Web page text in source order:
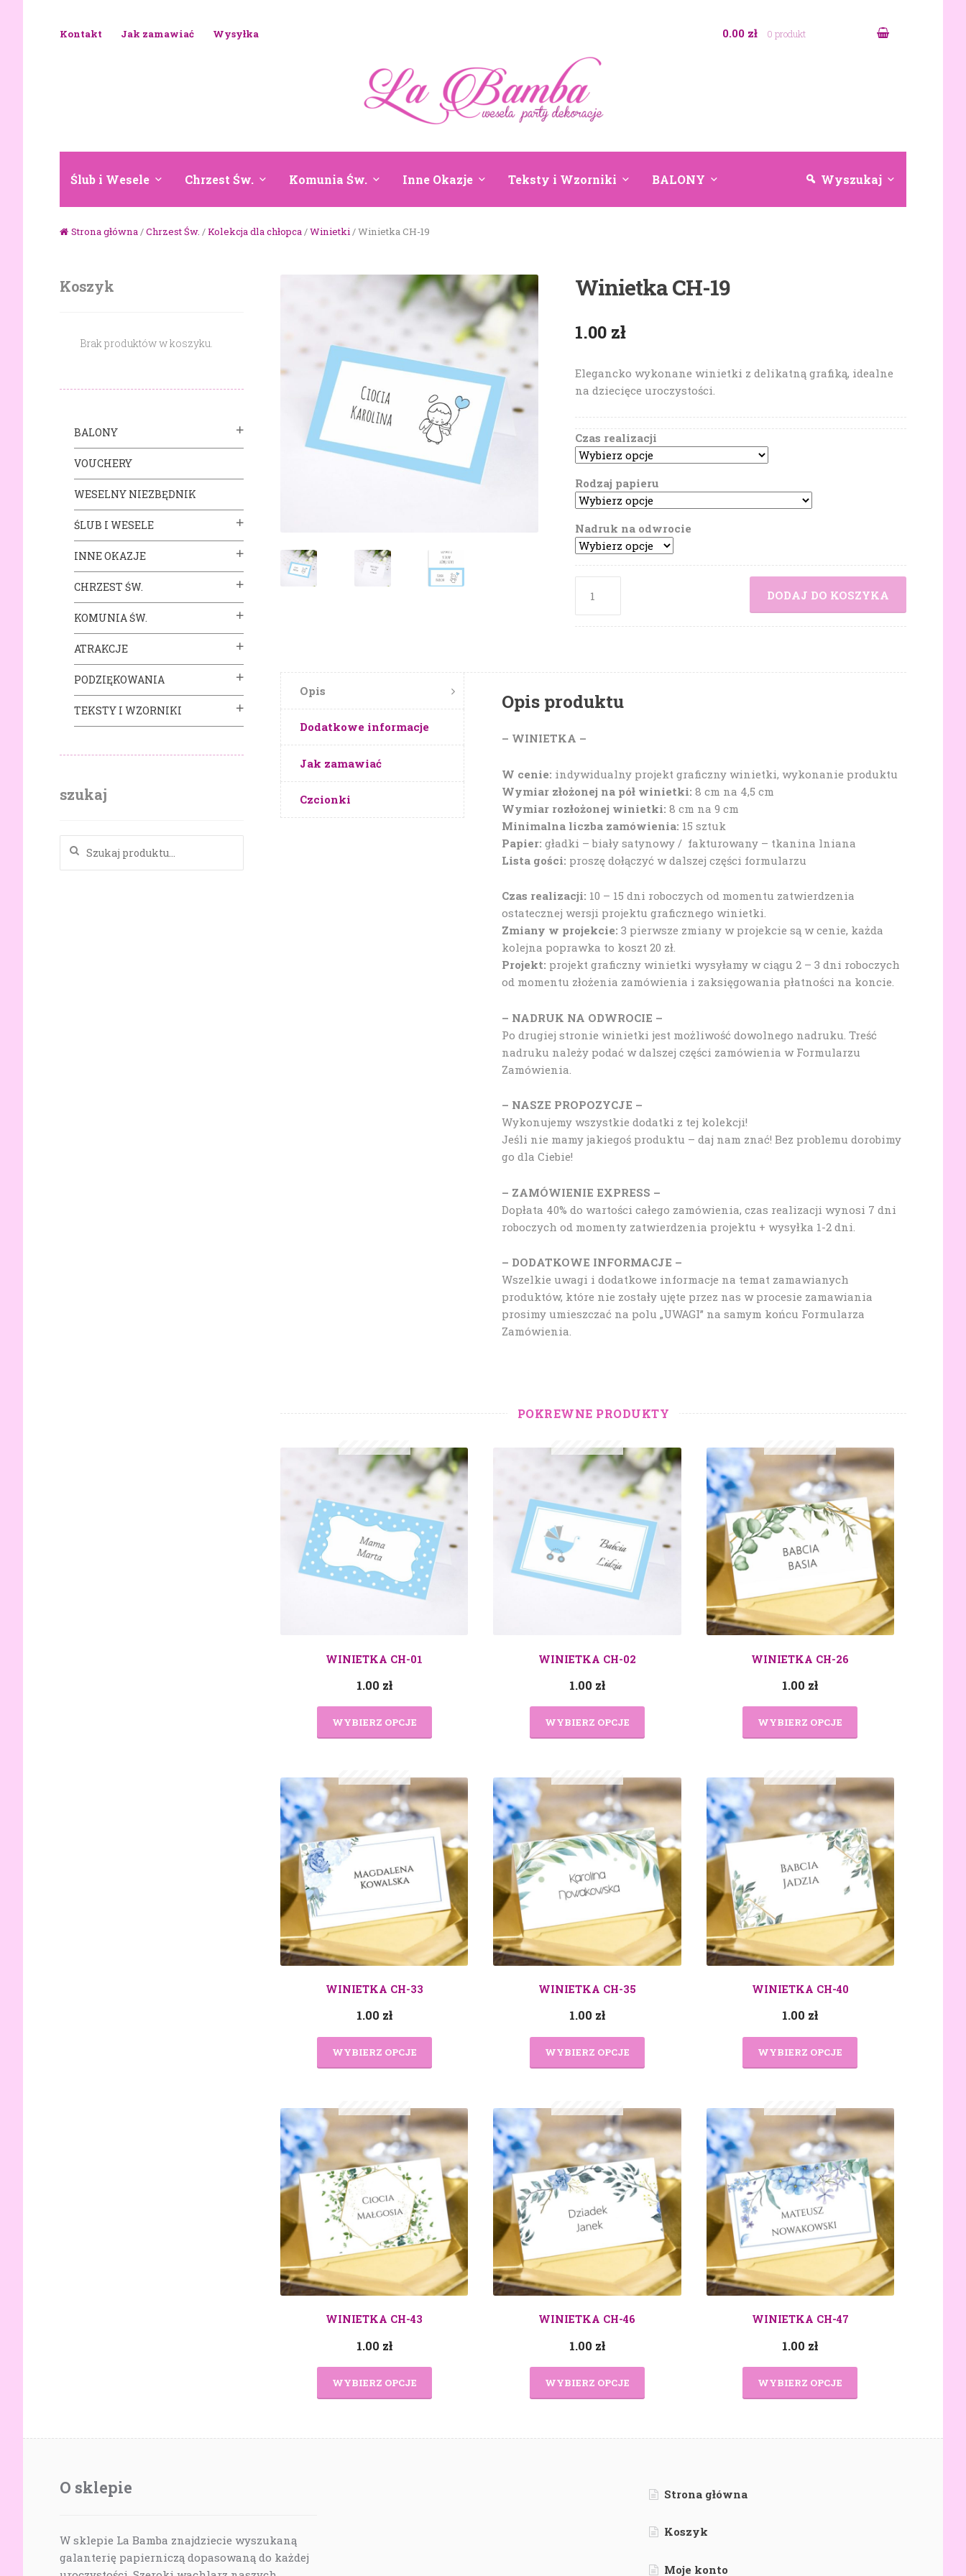
Kontakt Jak zamawiać Wysyłka 0.00 zł 0 produkt
Ślub i Wesele Chrzest Św. Komunia Św. Inne Okazje Teksty i Wzorniki BALONY Wyszukaj
Strona główna/Chrzest Św. /Kolekcja dla chłopca/Winietki/ Winietka CH-19
Winietka CH-19
1.00 zł
Elegancko wykonane winietki z delikatną grafiką, idealne
na dziecięce uroczystości.
Czas realizacji
Rodzaj papieru
Nadruk na odwrocie
DODAJ DO KOSZYKA
Opis
Dodatkowe informacje
Jak zamawiać
Czcionki
Opis produktu
– WINIETKA –
W cenie: indywidualny projekt graficzny winietki, wykonanie produktu
Wymiar złożonej na pół winietki: 8 cm na 4,5 cm
Wymiar rozłożonej winietki: 8 cm na 9 cm
Minimalna liczba zamówienia: 15 sztuk
Papier: gładki – biały satynowy / fakturowany – tkanina lniana
Lista gości: proszę dołączyć w dalszej części formularzu
Czas realizacji: 10 – 15 dni roboczych od momentu zatwierdzenia
ostatecznej wersji projektu graficznego winietki.
Zmiany w projekcie: 3 pierwsze zmiany w projekcie są w cenie, każda
kolejna poprawka to koszt 20 zł.
Projekt: projekt graficzny winietki wysyłamy w ciągu 2 – 3 dni roboczych
od momentu złożenia zamówienia i zaksięgowania płatności na koncie.
– NADRUK NA ODWROCIE –
Po drugiej stronie winietki jest możliwość dowolnego nadruku. Treść
nadruku należy podać w dalszej części zamówienia w Formularzu
Zamówienia.
– NASZE PROPOZYCJE –
Wykonujemy wszystkie dodatki z tej kolekcji!
Jeśli nie mamy jakiegoś produktu – daj nam znać! Bez problemu dorobimy
go dla Ciebie!
– ZAMÓWIENIE EXPRESS –
Dopłata 40% do wartości całego zamówienia, czas realizacji wynosi 7 dni
roboczych od momenty zatwierdzenia projektu + wysyłka 1-2 dni.
– DODATKOWE INFORMACJE –
Wszelkie uwagi i dodatkowe informacje na temat zamawianych
produktów, które nie zostały ujęte przez nas w procesie zamawiania
prosimy umieszczać na polu „UWAGI” na samym końcu Formularza
Zamówienia.
POKREWNE PRODUKTY
WINIETKA CH-01
1.00 zł
WYBIERZ OPCJE
WINIETKA CH-02
1.00 zł
WYBIERZ OPCJE
WINIETKA CH-26
1.00 zł
WYBIERZ OPCJE
WINIETKA CH-33
1.00 zł
WYBIERZ OPCJE
WINIETKA CH-35
1.00 zł
WYBIERZ OPCJE
WINIETKA CH-40
1.00 zł
WYBIERZ OPCJE
WINIETKA CH-43
1.00 zł
WYBIERZ OPCJE
WINIETKA CH-46
1.00 zł
WYBIERZ OPCJE
WINIETKA CH-47
1.00 zł
WYBIERZ OPCJE
Koszyk
Brak produktów w koszyku.
BALONY
VOUCHERY
WESELNY NIEZBĘDNIK
ŚLUB I WESELE
INNE OKAZJE
CHRZEST ŚW.
KOMUNIA ŚW.
ATRAKCJE
PODZIĘKOWANIA
TEKSTY I WZORNIKI
szukaj
O sklepie
W sklepie La Bamba znajdziecie wyszukaną
galanterię papierniczą dopasowaną do każdej
Strona główna
Koszyk
Moje konto